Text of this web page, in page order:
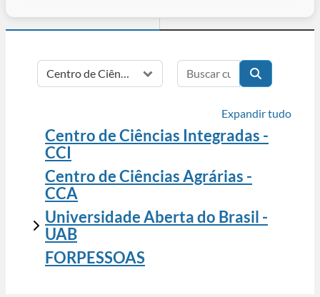
Categorias de Cursos
Buscar cursos
Buscar
Expandir tudo
Centro de Ciências Integradas -
CCI
Centro de Ciências Agrárias -
CCA
Universidade Aberta do Brasil -
UAB
FORPESSOAS